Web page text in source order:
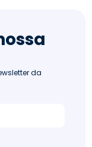
da